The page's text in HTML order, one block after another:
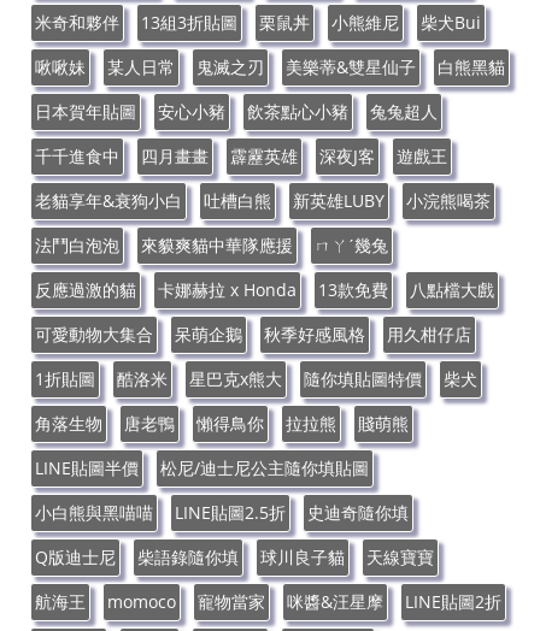
米奇和夥伴
13組3折貼圖 栗鼠丼 小熊維尼
柴犬Bui
啾啾妹
某人日常 鬼滅之刃 美樂蒂&雙星仙子
白熊黑貓
日本賀年貼圖
安心小豬 飲茶點心小豬
兔兔超人
千千進食中
四月畫畫 霹靂英雄 深夜J客
遊戲王
老貓享年&衰狗小白
吐槽白熊 新英雄LUBY
小浣熊喝茶
法鬥白泡泡
來貘爽貓中華隊應援
ㄇㄚˊ幾兔
反應過激的貓
卡娜赫拉 x Honda 13款免費
八點檔大戲
可愛動物大集合
呆萌企鵝 秋季好感風格
用久柑仔店
1折貼圖
酷洛米 星巴克x熊大 隨你填貼圖特價
柴犬
角落生物
唐老鴨 懶得鳥你 拉拉熊
賤萌熊
LINE貼圖半價
松尼/迪士尼公主隨你填貼圖
小白熊與黑喵喵
LINE貼圖2.5折
史迪奇隨你填
Q版迪士尼
柴語錄隨你填 球川良子貓
天線寶寶
航海王
momoco 寵物當家 咪醬&汪星摩 LINE貼圖2折